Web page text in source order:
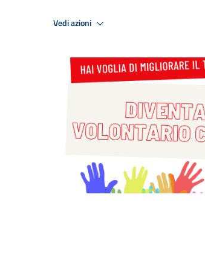
Vedi azioni